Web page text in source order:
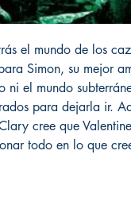
el mundo de los
Simon, su mejor
ni el mundo
para dejarla ir.
cree que
todo en lo que